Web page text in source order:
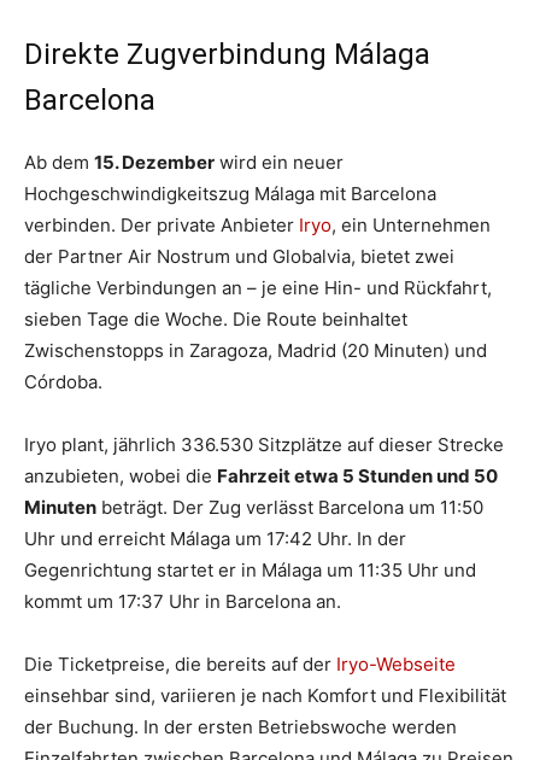
Direkte Zugverbindung Málaga
Barcelona
Ab dem 15. Dezember wird ein neuer
Hochgeschwindigkeitszug Málaga mit Barcelona
verbinden. Der private Anbieter Iryo, ein Unternehmen
der Partner Air Nostrum und Globalvia, bietet zwei
tägliche Verbindungen an – je eine Hin- und Rückfahrt,
sieben Tage die Woche. Die Route beinhaltet
Zwischenstopps in Zaragoza, Madrid (20 Minuten) und
Córdoba.
Iryo plant, jährlich 336.530 Sitzplätze auf dieser Strecke
anzubieten, wobei die Fahrzeit etwa 5 Stunden und 50
Minuten beträgt. Der Zug verlässt Barcelona um 11:50
Uhr und erreicht Málaga um 17:42 Uhr. In der
Gegenrichtung startet er in Málaga um 11:35 Uhr und
kommt um 17:37 Uhr in Barcelona an.
Die Ticketpreise, die bereits auf der Iryo-Webseite
einsehbar sind, variieren je nach Komfort und Flexibilität
der Buchung. In der ersten Betriebswoche werden